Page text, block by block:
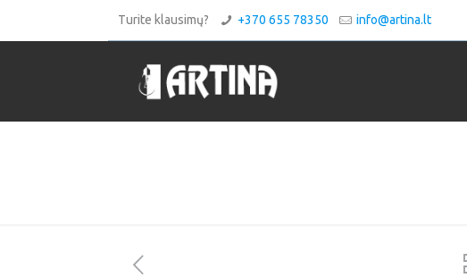
Turite klausimų? +370 655 78350 info@artina.lt